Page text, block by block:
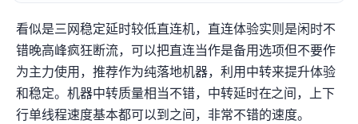
看似是三网稳定延时较低直连机，直连体验实则是“闲时不
错晚高峰疯狂断流”，可以把直连当作是备用选项但不要作
为主力使用，推荐作为纯落地机器，利用中转来提升体验
和稳定。机器中转质量相当不错，HK中转延时在27-33ms之间，上下
行单线程速度基本都可以到400-500Mbps之间，非常不错的速度。